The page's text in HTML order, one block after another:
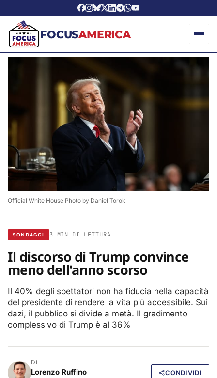
FOCUSAMERICA
Official White House Photo by Daniel Torok
SONDAGGI 3 MIN DI LETTURA
Il discorso di Trump convince
meno dell'anno scorso
Il 40% degli spettatori non ha fiducia nella capacità
del presidente di rendere la vita più accessibile. Sui
dazi, il pubblico si divide a metà. Il gradimento
complessivo di Trump è al 36%
DI
Lorenzo Ruffino CONDIVIDI